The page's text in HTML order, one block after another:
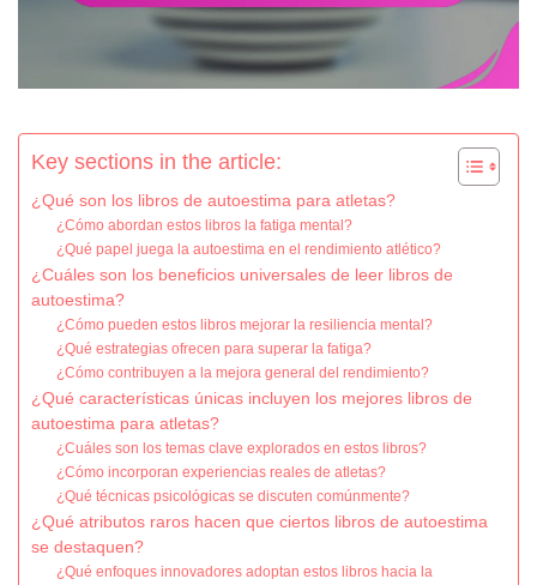
Key sections in the article:
¿Qué son los libros de autoestima para atletas?
¿Cómo abordan estos libros la fatiga mental?
¿Qué papel juega la autoestima en el rendimiento atlético?
¿Cuáles son los beneficios universales de leer libros de
autoestima?
¿Cómo pueden estos libros mejorar la resiliencia mental?
¿Qué estrategias ofrecen para superar la fatiga?
¿Cómo contribuyen a la mejora general del rendimiento?
¿Qué características únicas incluyen los mejores libros de
autoestima para atletas?
¿Cuáles son los temas clave explorados en estos libros?
¿Cómo incorporan experiencias reales de atletas?
¿Qué técnicas psicológicas se discuten comúnmente?
¿Qué atributos raros hacen que ciertos libros de autoestima
se destaquen?
¿Qué enfoques innovadores adoptan estos libros hacia la